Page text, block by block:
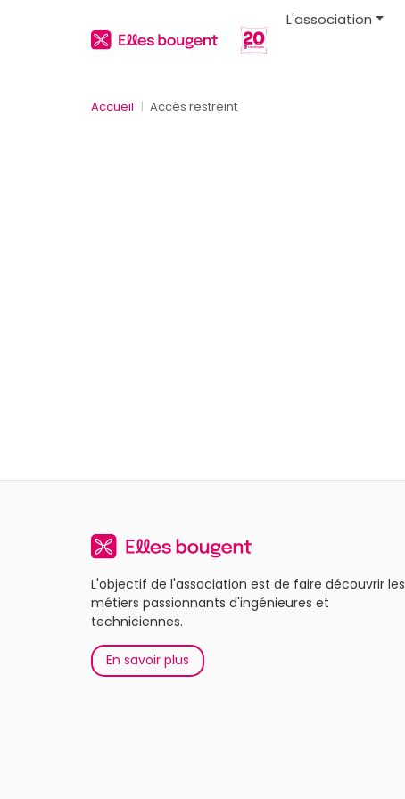
L'association
Accueil Accès restreint
L'objectif de l'association est de faire découvrir les
métiers passionnants d'ingénieures et
techniciennes.
En savoir plus